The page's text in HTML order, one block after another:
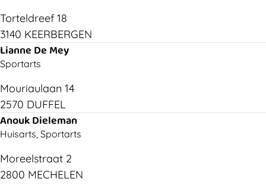
Torteldreef 18
3140 KEERBERGEN
Lianne De Mey
Sportarts
Mouriaulaan 14
2570 DUFFEL
Anouk Dieleman
Huisarts, Sportarts
Moreelstraat 2
2800 MECHELEN